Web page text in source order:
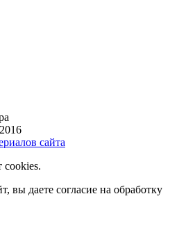
сайта
cookies.
вы даете согласие на обработку